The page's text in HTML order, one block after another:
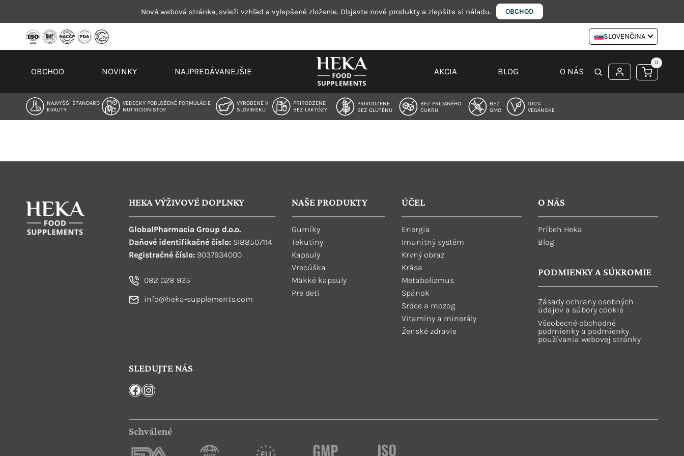
Nová webová stránka, svieži vzhľad a vylepšené zloženie. Objavte nové produkty a zlepšite si náladu. OBCHOD
SLOVENČINA
OBCHOD NOVINKY NAJPREDÁVANEJŠIE AKCIA BLOG O NÁS
0
NAJVYŠŠÍ ŠTANDARD
KVALITY
VEDECKY PODLOŽENÉ FORMULÁCIE
NUTRICIONISTOV
VYROBENÉ V
SLOVINSKU
PRIRODZENE
BEZ LAKTÓZY
PRIRODZENE
BEZ GLUTÉNU
BEZ PRIDANÉHO
CUKRU
BEZ
GMO
100%
VEGÁNSKE
HEKA VÝŽIVOVÉ DOPLNKY
GlobalPharmacia Group d.o.o.
Daňové identifikačné číslo: SI88507114
Registračné číslo: 9037934000
082 028 925
info@heka-supplements.com
NAŠE PRODUKTY
Gumíky
Tekutiny
Kapsuly
Vrecúška
Mäkké kapsuly
Pre deti
ÚČEL
Energia
Imunitný systém
Krvný obraz
Krása
Metabolizmus
Spánok
Srdce a mozog
Vitamíny a minerály
Ženské zdravie
O NÁS
Príbeh Heka
Blog
PODMIENKY A SÚKROMIE
Zásady ochrany osobných
údajov a súbory cookie
Všeobecné obchodné
podmienky a podmienky
používania webovej stránky
SLEDUJTE NÁS
Facebook
Instagram
Schválené